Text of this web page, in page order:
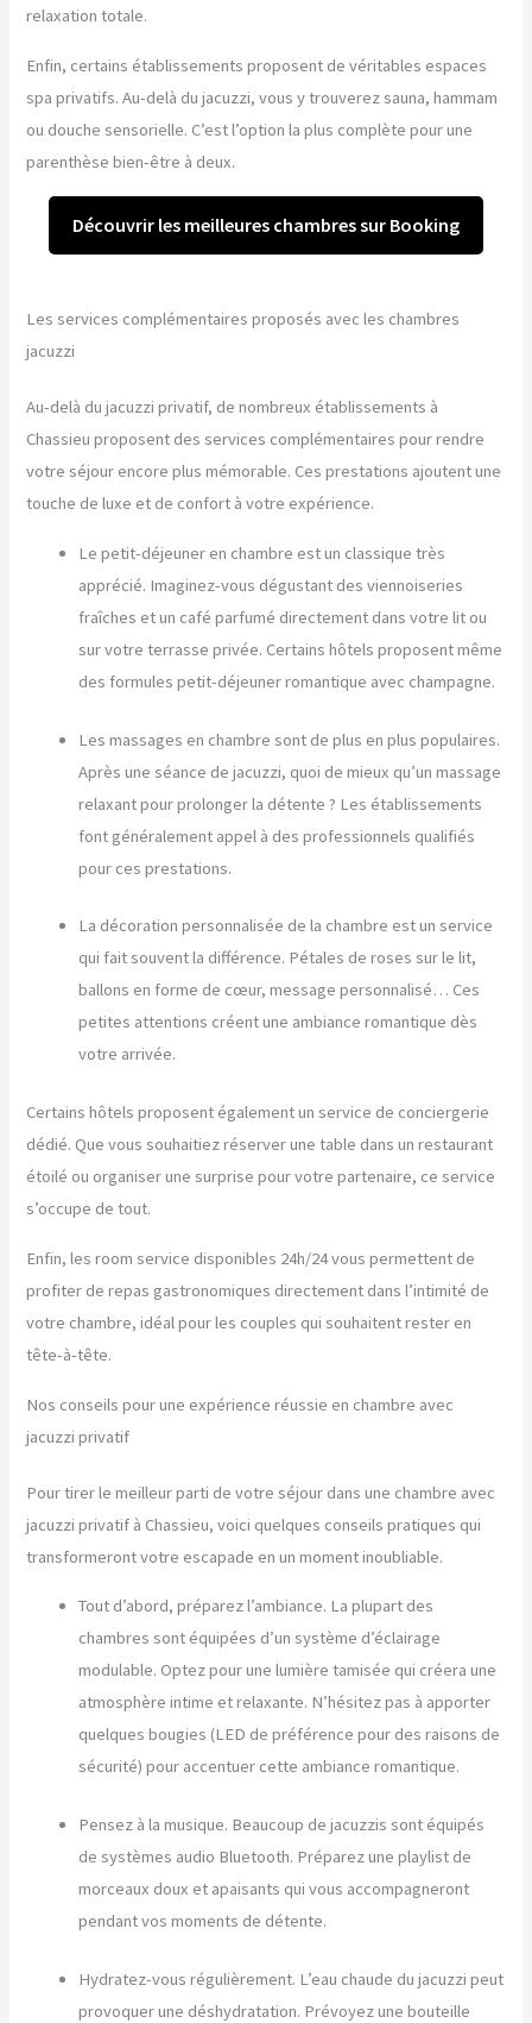
relaxation totale.
Enfin, certains établissements proposent de véritables espaces
spa privatifs. Au-delà du jacuzzi, vous y trouverez sauna, hammam
ou douche sensorielle. C’est l’option la plus complète pour une
parenthèse bien-être à deux.
Découvrir les meilleures chambres sur Booking
Les services complémentaires proposés avec les chambres
jacuzzi
Au-delà du jacuzzi privatif, de nombreux établissements à
Chassieu proposent des services complémentaires pour rendre
votre séjour encore plus mémorable. Ces prestations ajoutent une
touche de luxe et de confort à votre expérience.
Le petit-déjeuner en chambre est un classique très
apprécié. Imaginez-vous dégustant des viennoiseries
fraîches et un café parfumé directement dans votre lit ou
sur votre terrasse privée. Certains hôtels proposent même
des formules petit-déjeuner romantique avec champagne.
Les massages en chambre sont de plus en plus populaires.
Après une séance de jacuzzi, quoi de mieux qu’un massage
relaxant pour prolonger la détente ? Les établissements
font généralement appel à des professionnels qualifiés
pour ces prestations.
La décoration personnalisée de la chambre est un service
qui fait souvent la différence. Pétales de roses sur le lit,
ballons en forme de cœur, message personnalisé… Ces
petites attentions créent une ambiance romantique dès
votre arrivée.
Certains hôtels proposent également un service de conciergerie
dédié. Que vous souhaitiez réserver une table dans un restaurant
étoilé ou organiser une surprise pour votre partenaire, ce service
s’occupe de tout.
Enfin, les room service disponibles 24h/24 vous permettent de
profiter de repas gastronomiques directement dans l’intimité de
votre chambre, idéal pour les couples qui souhaitent rester en
tête-à-tête.
Nos conseils pour une expérience réussie en chambre avec
jacuzzi privatif
Pour tirer le meilleur parti de votre séjour dans une chambre avec
jacuzzi privatif à Chassieu, voici quelques conseils pratiques qui
transformeront votre escapade en un moment inoubliable.
Tout d’abord, préparez l’ambiance. La plupart des
chambres sont équipées d’un système d’éclairage
modulable. Optez pour une lumière tamisée qui créera une
atmosphère intime et relaxante. N’hésitez pas à apporter
quelques bougies (LED de préférence pour des raisons de
sécurité) pour accentuer cette ambiance romantique.
Pensez à la musique. Beaucoup de jacuzzis sont équipés
de systèmes audio Bluetooth. Préparez une playlist de
morceaux doux et apaisants qui vous accompagneront
pendant vos moments de détente.
Hydratez-vous régulièrement. L’eau chaude du jacuzzi peut
provoquer une déshydratation. Prévoyez une bouteille